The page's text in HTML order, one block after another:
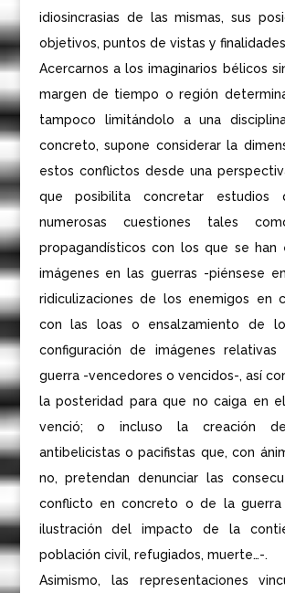
idiosincrasias de las mismas, sus
objetivos, puntos de vistas y
Acercarnos a los imaginarios bélicos
margen de tiempo o región
tampoco limitándolo a una
concreto, supone considerar la
estos conflictos desde una
que posibilita concretar estudios
numerosas cuestiones tales
propagandísticos con los que se han
imágenes en las guerras -piénsese
ridiculizaciones de los enemigos en
con las loas o ensalzamiento de
configuración de imágenes
guerra -vencedores o vencidos-, así
la posteridad para que no caiga en
venció; o incluso la creación de
antibelicistas o pacifistas que, con
no, pretendan denunciar las
conflicto en concreto o de la
ilustración del impacto de la
población civil, refugiados, muerte…-.
Asimismo, las representaciones